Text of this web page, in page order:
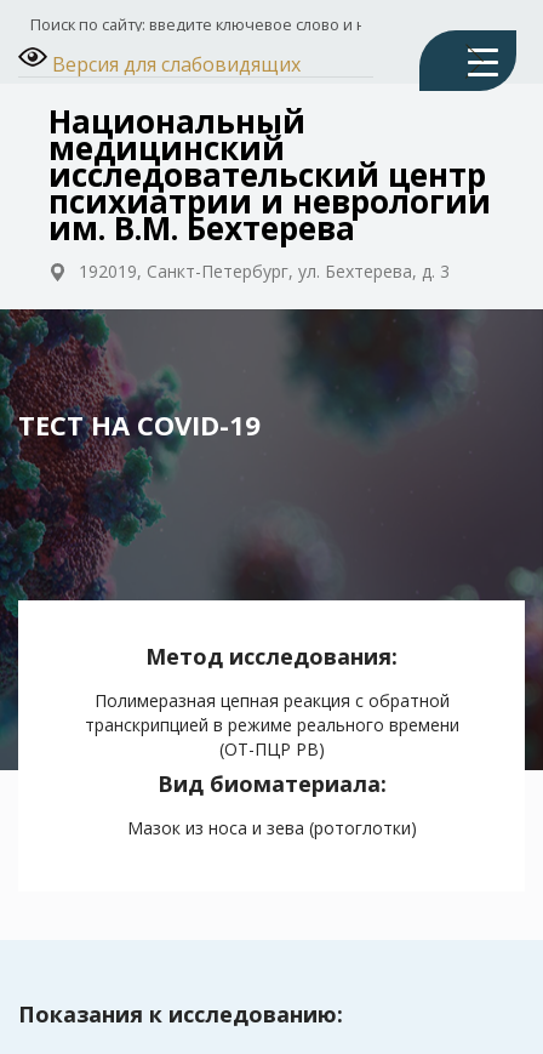
Версия для слабовидящих
Национальный
медицинский
исследовательский центр
психиатрии и неврологии
им. В.М. Бехтерева
192019, Санкт-Петербург, ул. Бехтерева, д. 3
ТЕСТ НА COVID-19
Метод исследования:
Полимеразная цепная реакция с обратной
транскрипцией в режиме реального времени
(ОТ-ПЦР РВ)
Вид биоматериала:
Мазок из носа и зева (ротоглотки)
Показания к исследованию: